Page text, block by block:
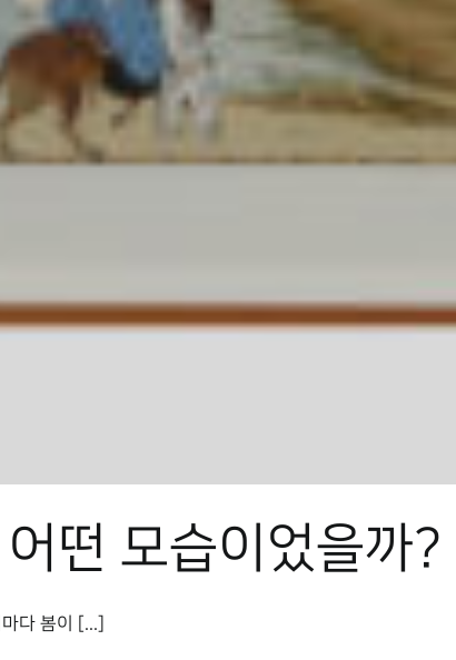
떤 모습이었을까?
다 봄이 [...]